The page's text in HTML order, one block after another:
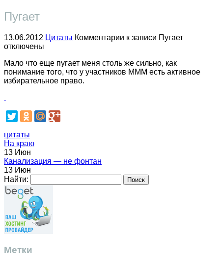
Пугает
13.06.2012 Цитаты Комментарии к записи Пугает
отключены
Мало что еще пугает меня столь же сильно, как
понимание того, что у участников МММ есть активное
избирательное право.
цитаты
На краю
13 Июн
Канализация — не фонтан
13 Июн
Найти:
Метки